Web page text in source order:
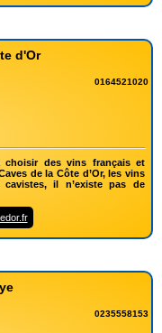
d'Or
0164521020
choisir des vins français et
de la Côte d’Or, les vins
il n’existe pas de
0235558153